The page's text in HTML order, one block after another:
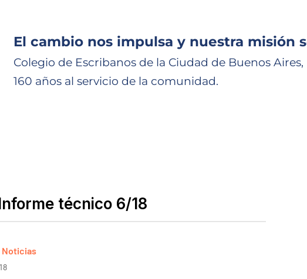
El cambio nos impulsa y nuestra misión
Colegio de Escribanos de la Ciudad de Buenos Aires,
160 años al servicio de la comunidad.
técnico 6/18
Noticias